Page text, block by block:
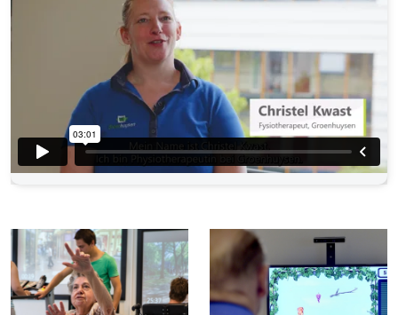
Standing & Balancing
balo
Gait
lyra